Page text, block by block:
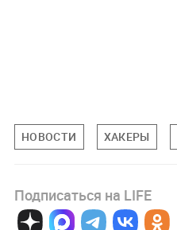
НОВОСТИ ХАКЕРЫ
Подписаться на LIFE